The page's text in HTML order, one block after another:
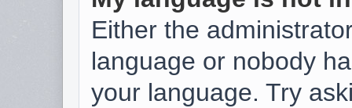
Either the
language or nobody
your language. Try